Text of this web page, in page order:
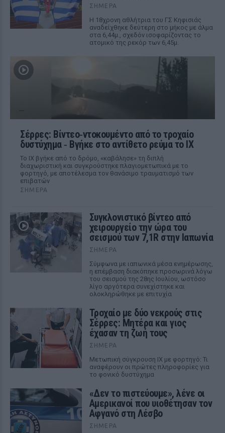
ΣΉΜΕΡΑ
Η 18χρονη αθλήτρια του ΓΣ Κηφισιάς
αναδείχθηκε δεύτερη στο μήκος με άλμα
στα 6,44μ., σχεδόν ισοφαρίζοντας το
ατομικό της ρεκόρ των 6,45μ.
Σέρρες: Βίντεο‑ντοκουμέντο από το τροχαίο
δυστύχημα ‑ Βγήκε στο αντίθετο ρεύμα το ΙΧ
Το ΙΧ βγήκε από το δρόμο, «καβάλησε» τη διπλή
διαχωριστική και συγκρούστηκε πλαγιομετωπικά με το
φορτηγό, με αποτέλεσμα τον θανάσιμο τραυματισμό των
επιβατών
ΣΉΜΕΡΑ
Συγκλονιστικό βίντεο από
χειρουργείο την ώρα του
σεισμού των 7,1R στην Ιαπωνία
ΣΉΜΕΡΑ
Σύμφωνα με ιαπωνικά μέσα ενημέρωσης,
η επέμβαση διακόπηκε προσωρινά λόγω
του σεισμού της 28ης Ιουλίου, ωστόσο
λίγο αργότερα συνεχίστηκε και
ολοκληρώθηκε με επιτυχία
Τροχαίο με δύο νεκρούς στις
Σέρρες: Μητέρα και γιος
έχασαν τη ζωή τους
ΣΉΜΕΡΑ
Μετωπική σύγκρουση ΙΧ με φορτηγό: Τι
αναφέρουν οι πρώτες πληροφορίες για
το φονικό δυστύχημα
«Δεν το πιστεύουμε», λένε οι
Αμερικανοί που υιοθέτησαν τον
Αφγανό στη Λέσβο
ΣΉΜΕΡΑ